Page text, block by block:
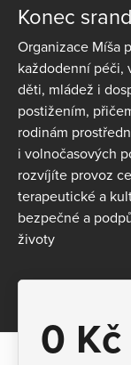
Konec
Organizace Míša
každodenní péči,
děti, mládež i
postižením,
rodinám
i volnočasových
rozvíjíte provoz
terapeutické a
bezpečné a
životy
0 Kč